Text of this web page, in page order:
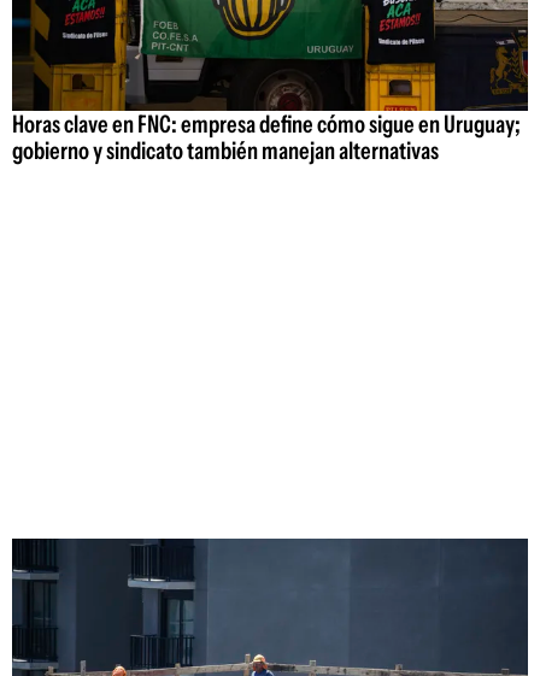
Horas clave en FNC: empresa define cómo sigue en Uruguay;
gobierno y sindicato también manejan alternativas